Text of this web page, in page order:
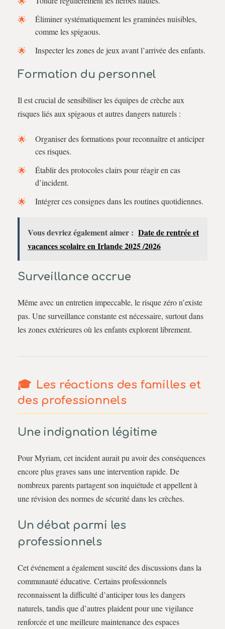
Éliminer systématiquement les graminées nuisibles,
comme les spigaous.
Inspecter les zones de jeux avant l’arrivée des enfants.
Formation du personnel
Il est crucial de sensibiliser les équipes de crèche aux
risques liés aux spigaous et autres dangers naturels :
Organiser des formations pour reconnaître et anticiper
ces risques.
Établir des protocoles clairs pour réagir en cas
d’incident.
Intégrer ces consignes dans les routines quotidiennes.
Vous devriez également aimer : Date de rentrée et
vacances scolaire en Irlande 2025 /2026
Surveillance accrue
Même avec un entretien impeccable, le risque zéro n’existe
pas. Une surveillance constante est nécessaire, surtout dans
les zones extérieures où les enfants explorent librement.
Les réactions des familles et
des professionnels
Une indignation légitime
Pour Myriam, cet incident aurait pu avoir des conséquences
encore plus graves sans une intervention rapide. De
nombreux parents partagent son inquiétude et appellent à
une révision des normes de sécurité dans les crèches.
Un débat parmi les
professionnels
Cet événement a également suscité des discussions dans la
communauté éducative. Certains professionnels
reconnaissent la difficulté d’anticiper tous les dangers
naturels, tandis que d’autres plaident pour une vigilance
renforcée et une meilleure maintenance des espaces